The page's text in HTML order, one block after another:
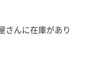
さんに在庫があり